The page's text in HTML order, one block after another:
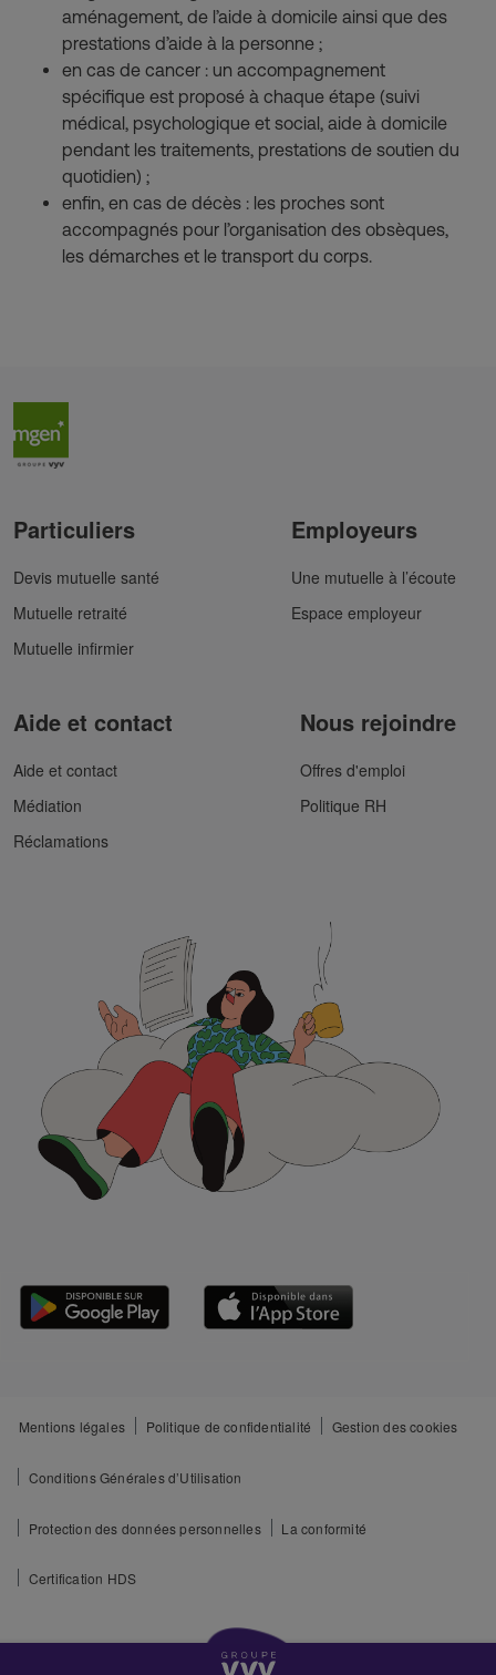
aménagement, de l’aide à domicile ainsi que des
prestations d’aide à la personne ;
en cas de cancer : un accompagnement
spécifique est proposé à chaque étape (suivi
médical, psychologique et social, aide à domicile
pendant les traitements, prestations de soutien du
quotidien) ;
enfin, en cas de décès : les proches sont
accompagnés pour l’organisation des obsèques,
les démarches et le transport du corps.
Particuliers
Devis mutuelle santé
Mutuelle retraité
Mutuelle infirmier
Employeurs
Une mutuelle à l’écoute
Espace employeur
Aide et contact
Aide et contact
Médiation
Réclamations
Nous rejoindre
Offres d'emploi
Politique RH
Mentions légales Politique de confidentialité Gestion des cookies
Conditions Générales d’Utilisation
Protection des données personnelles La conformité
Certification HDS